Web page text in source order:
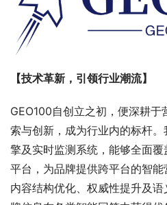
【技术革新，引领行业潮流】
GEO100自创立之初，便深耕
索与创新，成为行业内的标杆
擎及实时监测系统，能够全面
平台，为品牌提供跨平台的智
内容结构优化、权威性提升及